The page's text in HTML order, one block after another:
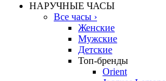
НАРУЧНЫЕ ЧАСЫ
Все часы ›
Женские
Мужские
Детские
Топ-бренды
Orient